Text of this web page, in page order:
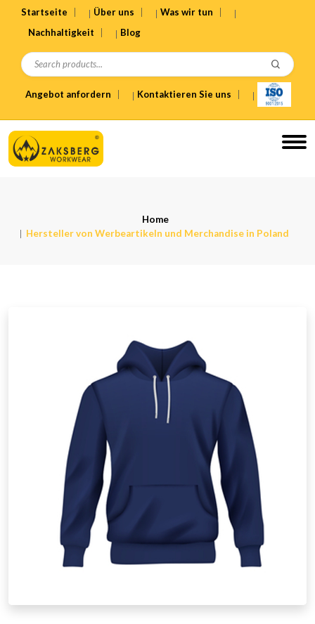
Startseite Über uns
Was wir tun
Nachhaltigkeit
Blog
Angebot anfordern Kontaktieren Sie uns
Home
Hersteller von Werbeartikeln und Merchandise in Poland